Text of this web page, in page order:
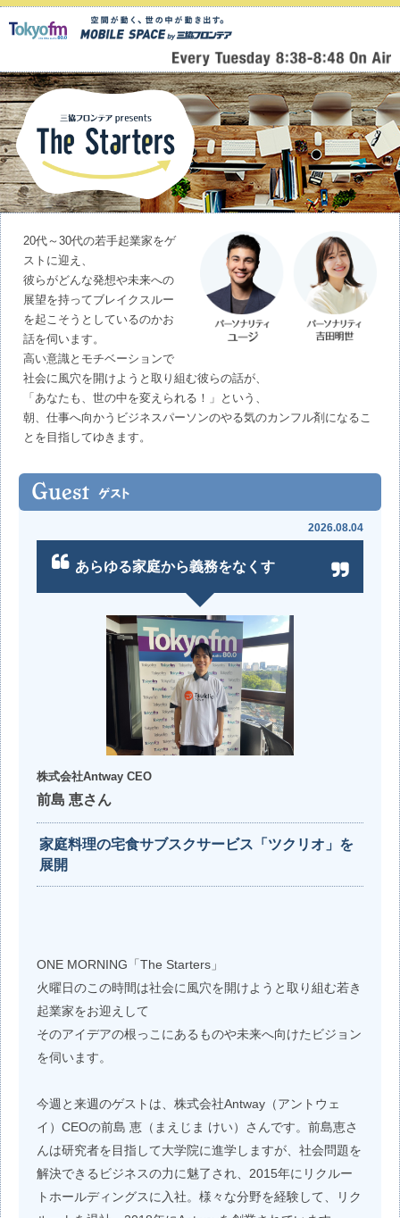
20代～30代の若手起業家をゲ
ストに迎え、
彼らがどんな発想や未来への
展望を持ってブレイクスルー
を起こそうとしているのかお
話を伺います。
高い意識とモチベーションで
社会に風穴を開けようと取り組む彼らの話が、
「あなたも、世の中を変えられる！」という、
朝、仕事へ向かうビジネスパーソンのやる気のカンフル剤になるこ
とを目指してゆきます。
2026.08.04
あらゆる家庭から義務をなくす
株式会社Antway CEO
前島 恵さん
家庭料理の宅食サブスクサービス「ツクリオ」を
展開
ONE MORNING「The Starters」
火曜日のこの時間は社会に風穴を開けようと取り組む若き
起業家をお迎えして
そのアイデアの根っこにあるものや未来へ向けたビジョン
を伺います。
今週と来週のゲストは、株式会社Antway（アントウェ
イ）CEOの前島 恵（まえじま けい）さんです。前島恵さ
んは研究者を目指して大学院に進学しますが、社会問題を
解決できるビジネスの力に魅了され、2015年にリクルー
トホールディングスに入社。様々な分野を経験して、リク